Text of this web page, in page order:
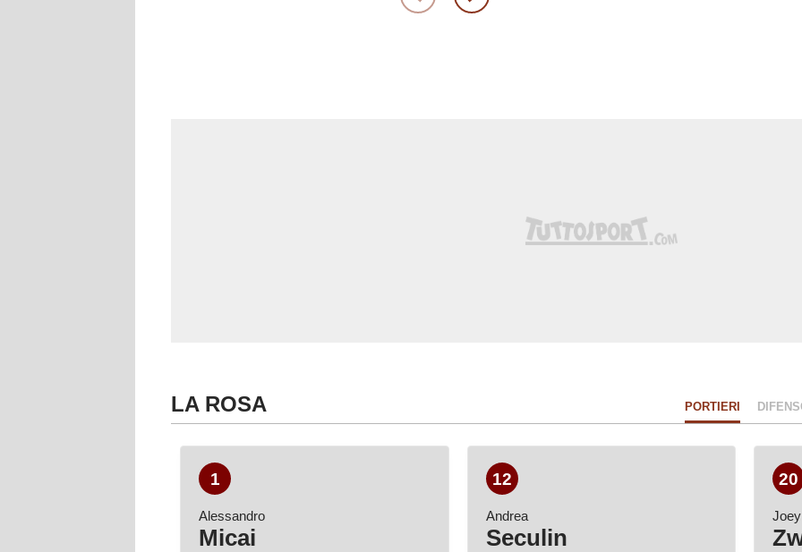
LA ROSA PORTIERI
1
Alessandro
Micai
12
Andrea
Seculin
20
Joey